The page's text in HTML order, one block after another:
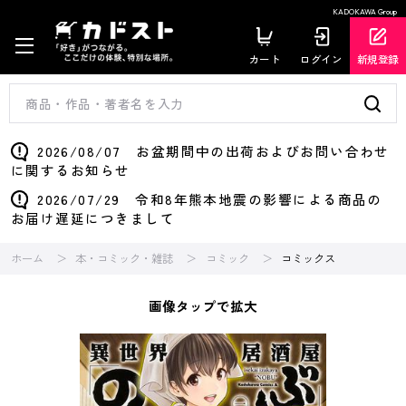
KADOKAWA Group
カート ログイン 新規登録
2026/08/07 お盆期間中の出荷およびお問い合わせ
に関するお知らせ
2026/07/29 令和8年熊本地震の影響による商品の
お届け遅延につきまして
ホーム 本・コミック・雑誌 コミック コミックス
画像タップで拡大